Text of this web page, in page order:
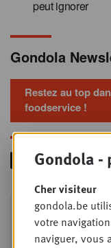
peut ignorer
Gondola
Restez au top
foodservice !
MER
9
SEPT
Intro to
Gondola
Cher visiteur
gondola.be
votre
naviguer, vous